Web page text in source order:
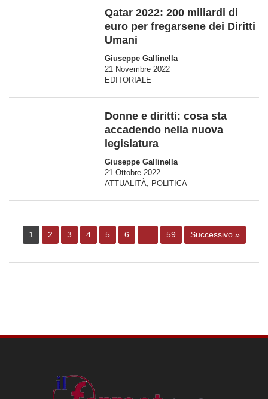
Qatar 2022: 200 miliardi di
euro per fregarsene dei Diritti
Umani
Giuseppe Gallinella
21 Novembre 2022
EDITORIALE
Donne e diritti: cosa sta
accadendo nella nuova
legislatura
Giuseppe Gallinella
21 Ottobre 2022
ATTUALITÀ
POLITICA
1 2 3 4 5 6 59 Successivo »